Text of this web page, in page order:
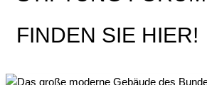
FINDEN SIE HIER!